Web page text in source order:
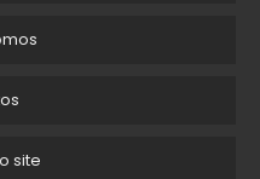
site